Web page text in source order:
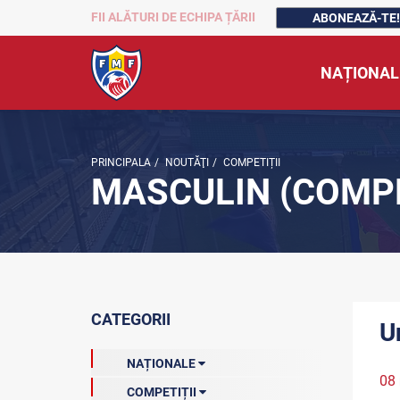
FII ALĂTURI DE ECHIPA ȚĂRII ABONEAZĂ-TE!
PRINCIPALA / NOUTĂŢI / COMPETIȚII
MASCULIN
CATEGORII
NAȚIONALE
COMPETIȚII
08